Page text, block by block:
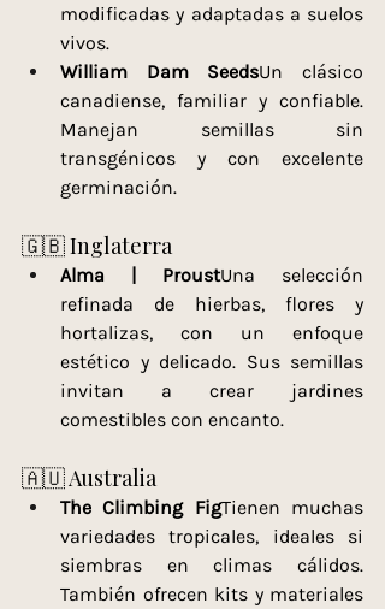
modificadas y adaptadas a suelos
vivos.
William Dam SeedsUn clásico
canadiense, familiar y confiable.
Manejan semillas sin
transgénicos y con excelente
germinación.
🇬🇧 Inglaterra
Alma | ProustUna selección
refinada de hierbas, flores y
hortalizas, con un enfoque
estético y delicado. Sus semillas
invitan a crear jardines
comestibles con encanto.
🇦🇺 Australia
The Climbing FigTienen muchas
variedades tropicales, ideales si
siembras en climas cálidos.
También ofrecen kits y materiales